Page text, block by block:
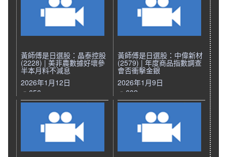
黃師傅是日選股：晶泰控股
(2228) | 美非農數據好壞參
半本月料不減息
2026年1月12日
656
黃師傅是日選股：中偉新材
(2579) | 年度商品指數調查
會否衝擊金銀
2026年1月9日
602